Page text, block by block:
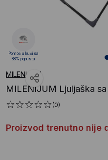
MILENIJUM
MILENIJUM Ljuljaška
(0)
Proizvod trenutno nije
Pomoć u kući sa
88% popusta